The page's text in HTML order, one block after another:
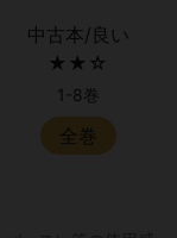
中古本/良い
★★☆
1-8巻
全巻